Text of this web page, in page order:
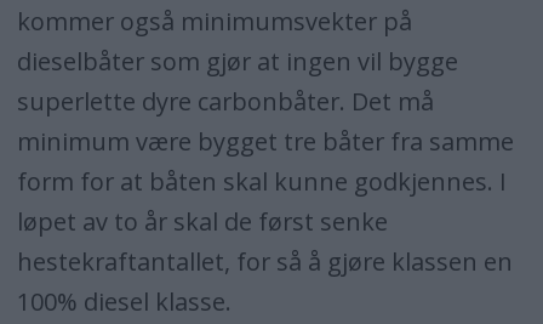
kommer også minimumsvekter på
dieselbåter som gjør at ingen vil bygge
superlette dyre carbonbåter. Det må
minimum være bygget tre båter fra samme
form for at båten skal kunne godkjennes. I
løpet av to år skal de først senke
hestekraftantallet, for så å gjøre klassen en
100% diesel klasse.